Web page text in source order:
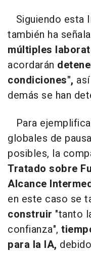
Siguiendo esta
también ha
múltiples
acordarán
condiciones",
demás se han
Para
globales de
posibles, la
Tratado sobre
Alcance
en este caso se
construir "tanto
confianza",
para la IA,